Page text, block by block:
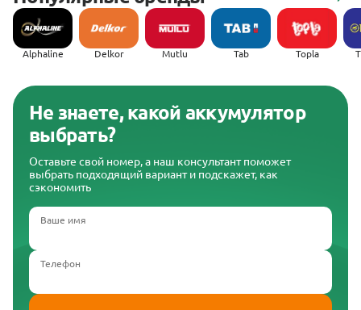
Alphaline Delkor Mutlu Tab Topla
Не знаете, какой аккумулятор
выбрать?
Оставьте свой номер, а наш консультант поможет
выбрать подходящий вариант и подскажет, как
сэкономить
Ваше имя
Телефон